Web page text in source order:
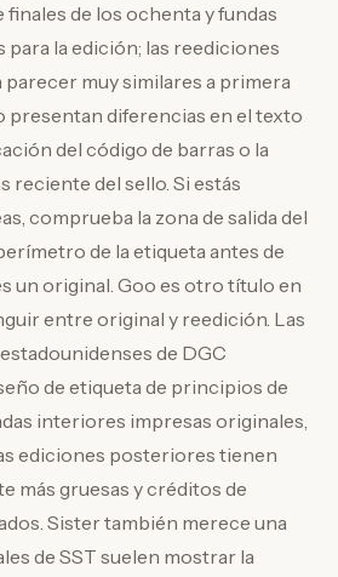
de los ochenta y fundas
la edición; las reediciones
muy similares a primera
presentan diferencias en el texto
del código de barras o la
reciente del sello. Si estás
comprueba la zona de salida del
de la etiqueta antes de
un original. Goo es otro título en
entre original y reedición. Las
de DGC
de etiqueta de principios de
interiores impresas originales,
ediciones posteriores tienen
más gruesas y créditos de
Sister también merece una
de SST suelen mostrar la